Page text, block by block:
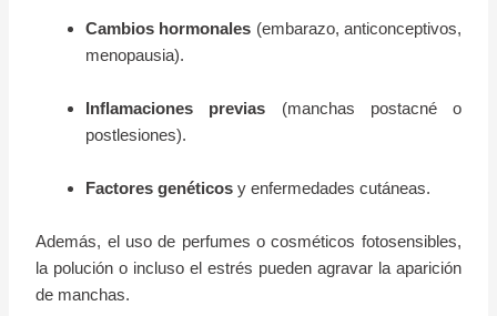
Cambios hormonales (embarazo, anticonceptivos,
menopausia).
Inflamaciones previas (manchas postacné o
postlesiones).
Factores genéticos y enfermedades cutáneas.
Además, el uso de perfumes o cosméticos fotosensibles,
la polución o incluso el estrés pueden agravar la aparición
de manchas.